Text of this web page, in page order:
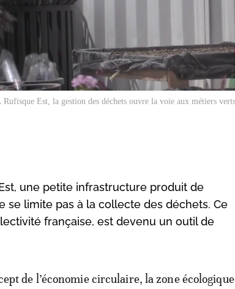
Rufisque Est, la gestion des déchets ouvre la voie aux métiers verts
une petite infrastructure produit de
limite pas à la collecte des déchets. Ce
française, est devenu un outil de
de l’économie circulaire, la zone écologique